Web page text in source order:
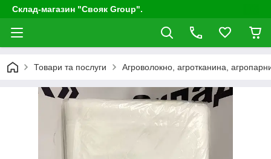
Склад-магазин "Свояк Group".
Товари та послуги Агроволокно, агротканина,